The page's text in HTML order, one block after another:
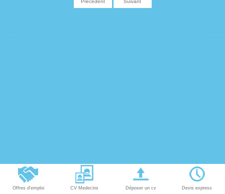
Précédent Suivant
Offres d'emploi CV Medecins Déposer un cv Devis express